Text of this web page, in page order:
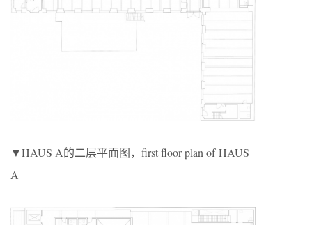
▼HAUS A的二层平面图，first floor plan of HAUS
A